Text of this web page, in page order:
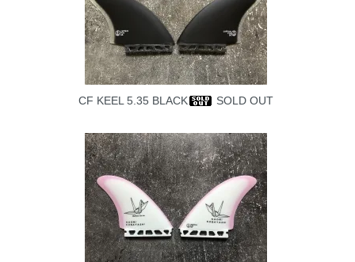
CF KEEL 5.35 BLACK SOLD OUT